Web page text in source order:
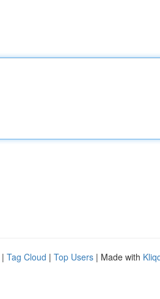
| Tag Cloud | Top Users | Made with